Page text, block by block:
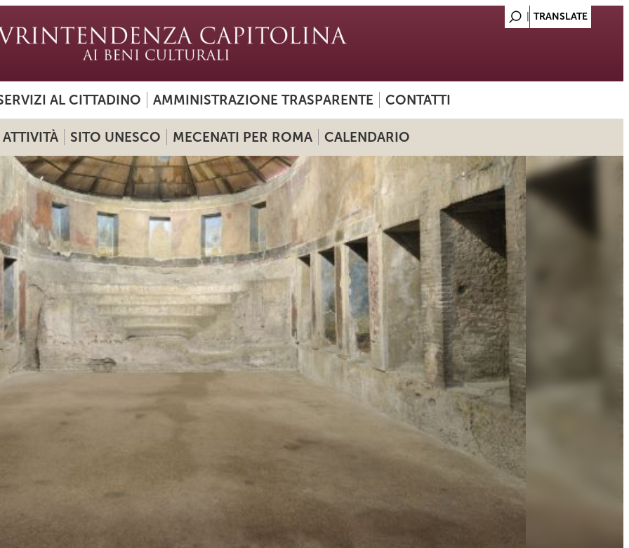
AL CITTADINO AMMINISTRAZIONE TRASPARENTE CONTATTI
ATTIVITÀ SITO UNESCO MECENATI PER ROMA CALENDARIO